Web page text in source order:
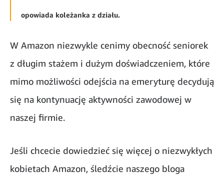
opowiada koleżanka z działu.
W Amazon niezwykle cenimy obecność seniorek
z długim stażem i dużym doświadczeniem, które
mimo możliwości odejścia na emeryturę decydują
się na kontynuację aktywności zawodowej w
naszej firmie.
Jeśli chcecie dowiedzieć się więcej o niezwykłych
kobietach Amazon, śledźcie naszego bloga